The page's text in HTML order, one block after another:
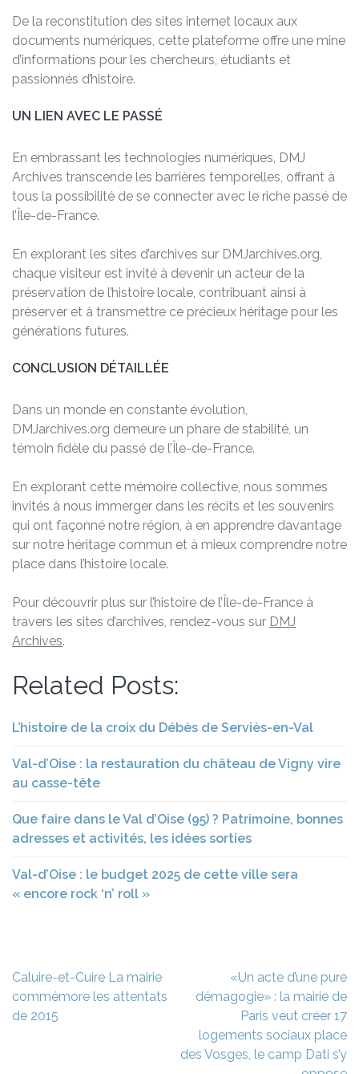
De la reconstitution des sites internet locaux aux
documents numériques, cette plateforme offre une mine
d’informations pour les chercheurs, étudiants et
passionnés d’histoire.
UN LIEN AVEC LE PASSÉ
En embrassant les technologies numériques, DMJ
Archives transcende les barrières temporelles, offrant à
tous la possibilité de se connecter avec le riche passé de
l’Île-de-France.
En explorant les sites d’archives sur DMJarchives.org,
chaque visiteur est invité à devenir un acteur de la
préservation de l’histoire locale, contribuant ainsi à
préserver et à transmettre ce précieux héritage pour les
générations futures.
CONCLUSION DÉTAILLÉE
Dans un monde en constante évolution,
DMJarchives.org demeure un phare de stabilité, un
témoin fidèle du passé de l’Île-de-France.
En explorant cette mémoire collective, nous sommes
invités à nous immerger dans les récits et les souvenirs
qui ont façonné notre région, à en apprendre davantage
sur notre héritage commun et à mieux comprendre notre
place dans l’histoire locale.
Pour découvrir plus sur l’histoire de l’Île-de-France à
travers les sites d’archives, rendez-vous sur DMJ
Archives.
Related Posts:
L’histoire de la croix du Débès de Serviès-en-Val
Val-d’Oise : la restauration du château de Vigny vire
au casse-tête
Que faire dans le Val d’Oise (95) ? Patrimoine, bonnes
adresses et activités, les idées sorties
Val-d’Oise : le budget 2025 de cette ville sera
« encore rock ‘n’ roll »
Navigation
de
l’article
Caluire-et-Cuire La mairie
commémore les attentats
de 2015
«Un acte d’une pure
démagogie» : la mairie de
Paris veut créer 17
logements sociaux place
des Vosges, le camp Dati s’y